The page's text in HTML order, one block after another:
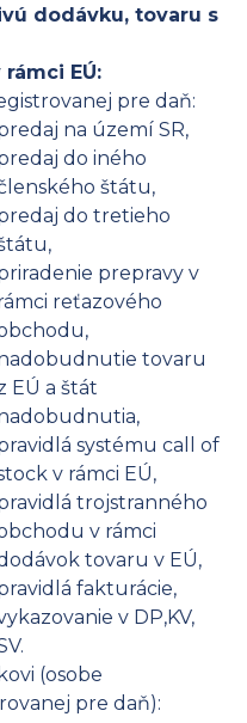
dodávku, tovaru s
EÚ:
pre daň:
na území SR,
do iného
štátu,
do tretieho
prepravy v
reťazového
tovaru
EÚ a štát
systému call of
v rámci EÚ,
trojstranného
v rámci
tovaru v EÚ,
fakturácie,
v DP,KV,
(osobe
pre daň):